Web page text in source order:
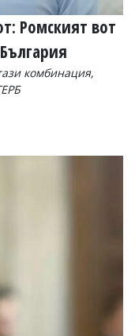
Ромският вот
комбинация,